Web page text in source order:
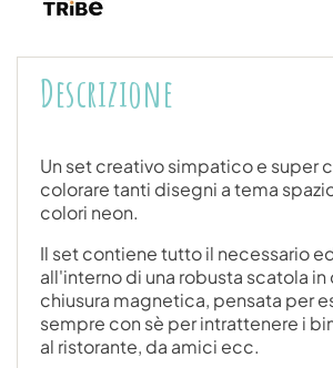
Descrizione
Un set creativo simpatico e super
colorare tanti disegni a tema
colori neon.
Il set contiene tutto il necessario
all'interno di una robusta scatola
chiusura magnetica, pensata per
sempre con sè per intrattenere i
al ristorante, da amici ecc.